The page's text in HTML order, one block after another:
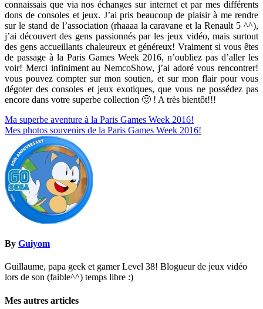
connaissais que via nos échanges sur internet et par mes différents
dons de consoles et jeux. J’ai pris beaucoup de plaisir à me rendre
sur le stand de l’association (rhaaaa la caravane et la Renault 5 ^^),
j’ai découvert des gens passionnés par les jeux vidéo, mais surtout
des gens accueillants chaleureux et généreux! Vraiment si vous êtes
de passage à la Paris Games Week 2016, n’oubliez pas d’aller les
voir! Merci infiniment au NemcoShow, j’ai adoré vous rencontrer!
vous pouvez compter sur mon soutien, et sur mon flair pour vous
dégoter des consoles et jeux exotiques, que vous ne possédez pas
encore dans votre superbe collection 🙂 ! A très bientôt!!!
Navigation
de
l’article
Ma superbe aventure à la Paris Games Week 2016!
Mes photos souvenirs de la Paris Games Week 2016!
By Guiyom
Guillaume, papa geek et gamer Level 38! Blogueur de jeux vidéo
lors de son (faible^^) temps libre :)
Mes autres articles